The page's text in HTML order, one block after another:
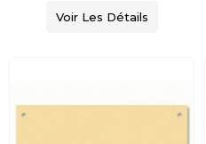
Voir Les Détails